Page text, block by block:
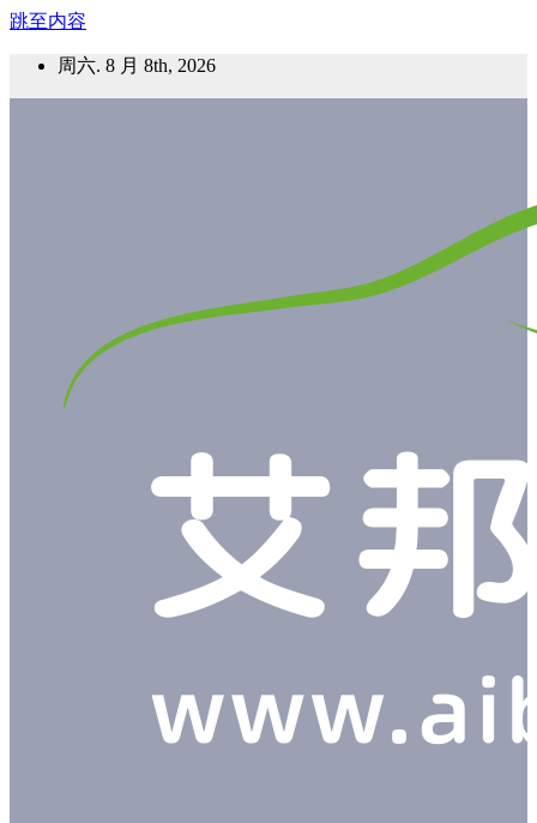
跳至内容
周六. 8 月 8th, 2026